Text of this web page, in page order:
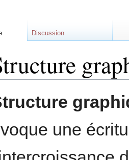
une
Discussion